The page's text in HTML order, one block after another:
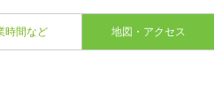
時間など 地図・アクセス